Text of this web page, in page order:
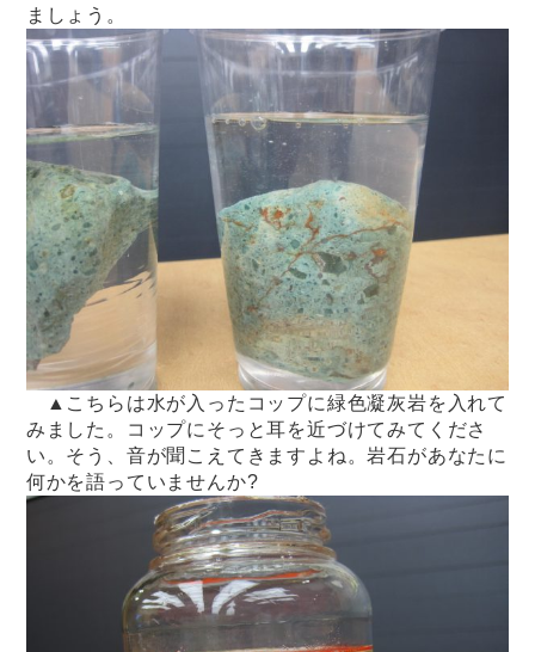
ましょう。
▲こちらは水が入ったコップに緑色凝灰岩を入れて
みました。コップにそっと耳を近づけてみてくださ
い。そう、音が聞こえてきますよね。岩石があなたに
何かを語っていませんか?